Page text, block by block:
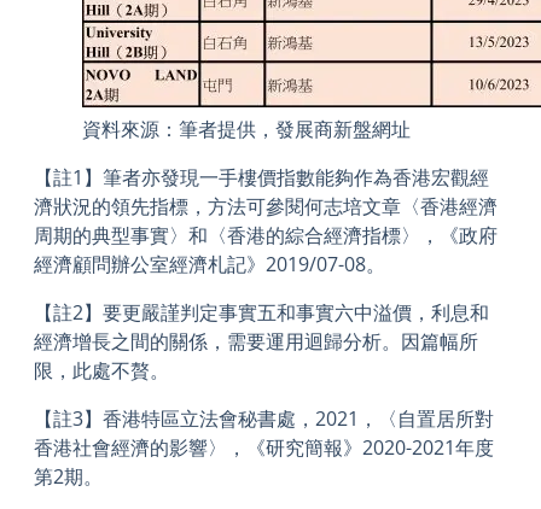
資料來源：筆者提供，發展商新盤網址
【註1】筆者亦發現一手樓價指數能夠作為香港宏觀經
濟狀況的領先指標，方法可參閱何志培文章〈香港經濟
周期的典型事實〉和〈香港的綜合經濟指標〉，《政府
經濟顧問辦公室經濟札記》2019/07-08。
【註2】要更嚴謹判定事實五和事實六中溢價，利息和
經濟增長之間的關係，需要運用迴歸分析。因篇幅所
限，此處不贅。
【註3】香港特區立法會秘書處，2021，〈自置居所對
香港社會經濟的影響〉，《研究簡報》2020-2021年度
第2期。